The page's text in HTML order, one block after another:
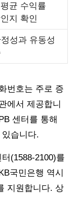
균 수익률
지 확인
성과 유동성
번호는 주로 증
에서 제공합니
센터를 통해
습니다.
(1588-2100)를
국민은행 역시
지원합니다. 상